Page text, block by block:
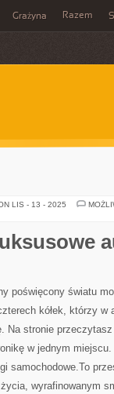
Grażyna Razem
LIS - 13 - 2025
poświęcony światu
kółek, którzy
Na stronie przeczytasz
w jednym
samochodowe.To
wyrafinowanym